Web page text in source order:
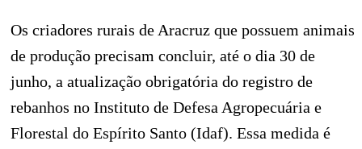
Os criadores rurais de Aracruz que possuem animais
de produção precisam concluir, até o dia 30 de
junho, a atualização obrigatória do registro de
rebanhos no Instituto de Defesa Agropecuária e
Florestal do Espírito Santo (Idaf). Essa medida é